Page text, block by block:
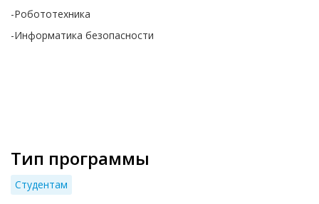
-Робототехника
-Информатика безопасности
Тип программы
Студентам